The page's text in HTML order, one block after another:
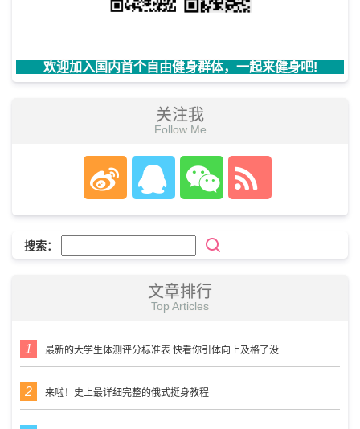
欢迎加入国内首个自由健身群体，一起来健身吧!
关注我
Follow Me
搜索：
文章排行
Top Articles
最新的大学生体测评分标准表 快看你引体向上及格了没
来啦！史上最详细完整的俄式挺身教程